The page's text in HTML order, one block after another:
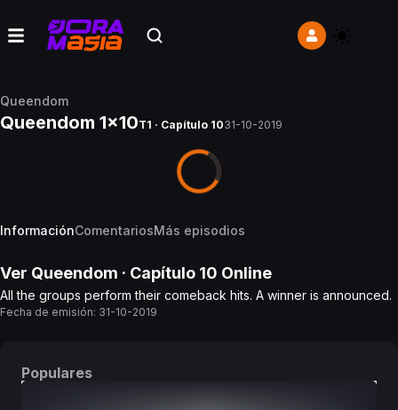
Queendom
Queendom 1x10T1 · Capítulo 1031-10-2019
InformaciónComentariosMás episodios
Ver Queendom · Capítulo 10 Online
All the groups perform their comeback hits. A winner is announced.
Fecha de emisión: 31-10-2019
Populares